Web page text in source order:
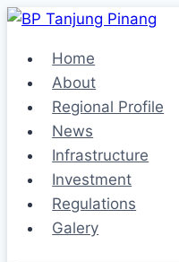
Skip
contentHome
About
Regional Profile
News
Infrastructure
Investment
Regulations
Galery